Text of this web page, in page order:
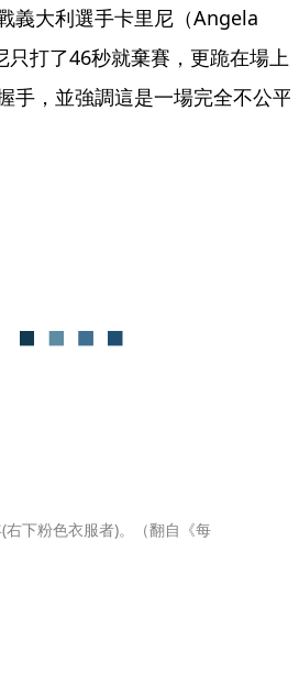
義大利選手卡里尼（Angela
只打了46秒就棄賽，更跪在場上
手，並強調這是一場完全不公平
右下粉色衣服者)。（翻自《每